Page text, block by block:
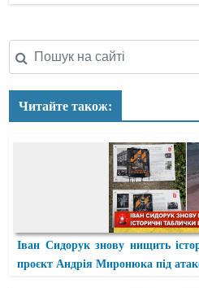
Читайте також:
Іван Сидорук знову нищить
проєкт Андрія Миронюка під